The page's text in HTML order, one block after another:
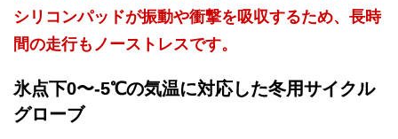
シリコンパッドが振動や衝撃を吸収するため、長時
間の走行もノーストレスです。
氷点下0〜-5℃の気温に対応した冬用サイクル
グローブ